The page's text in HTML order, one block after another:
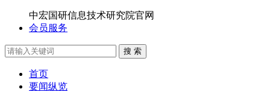
中宏国研信息技术研究院官网
会员服务
搜 索
首页
要闻纵览